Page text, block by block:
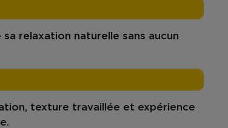
sa relaxation naturelle sans aucun
texture travaillée et expérience